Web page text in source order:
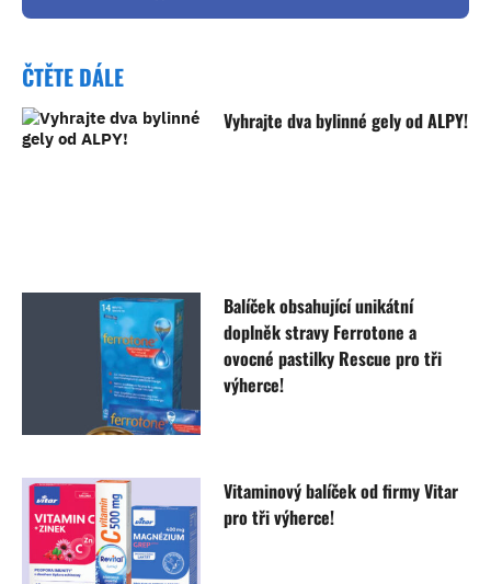
ČTĚTE DÁLE
Vyhrajte dva bylinné gely od ALPY!
Balíček obsahující unikátní
doplněk stravy Ferrotone a
ovocné pastilky Rescue pro tři
výherce!
Vitaminový balíček od firmy Vitar
pro tři výherce!